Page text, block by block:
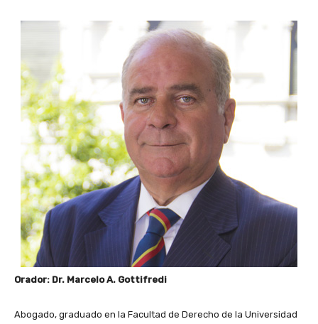
Orador: Dr. Marcelo A. Gottifredi
Abogado, graduado en la Facultad de Derecho de la Universidad